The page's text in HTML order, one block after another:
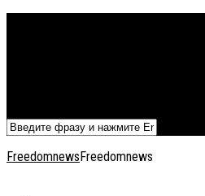
FreedomnewsFreedomnews